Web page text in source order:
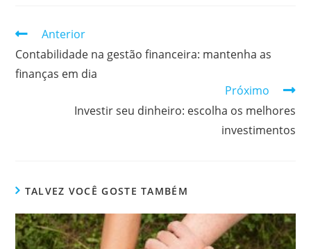
Continuar
lendo
Anterior
Contabilidade na gestão financeira: mantenha as
finanças em dia
Próximo
Investir seu dinheiro: escolha os melhores
investimentos
TALVEZ VOCÊ GOSTE TAMBÉM